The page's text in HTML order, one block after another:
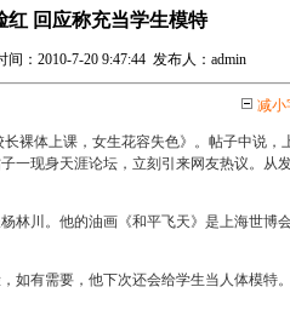
红 回应称充当学生模特
：2010-7-20 9:47:44 发布人：admin
减小
裸体上课，女生花容失色》。帖子中说，
一现身天涯论坛，立刻引来网友热议。从
林川。他的油画《和平飞天》是上海世博
如有需要，他下次还会给学生当人体模特。